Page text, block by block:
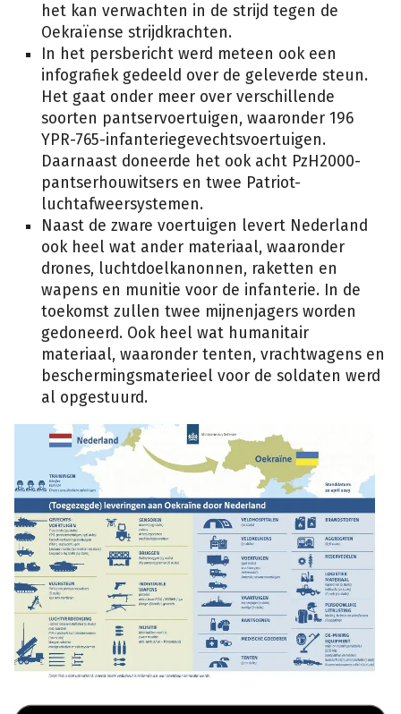
het kan verwachten in de strijd tegen de
Oekraïense strijdkrachten.
In het persbericht werd meteen ook een
infografiek gedeeld over de geleverde steun.
Het gaat onder meer over verschillende
soorten pantservoertuigen, waaronder 196
YPR-765-infanteriegevechtsvoertuigen.
Daarnaast doneerde het ook acht PzH2000-
pantserhouwitsers en twee Patriot-
luchtafweersystemen.
Naast de zware voertuigen levert Nederland
ook heel wat ander materiaal, waaronder
drones, luchtdoelkanonnen, raketten en
wapens en munitie voor de infanterie. In de
toekomst zullen twee mijnenjagers worden
gedoneerd. Ook heel wat humanitair
materiaal, waaronder tenten, vrachtwagens en
beschermingsmaterieel voor de soldaten werd
al opgestuurd.